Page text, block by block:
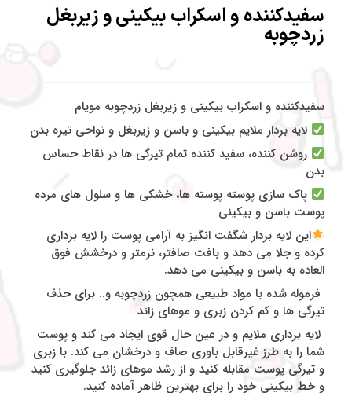
سفیدکننده و اسکراب بیکینی و زیربغل
زردچوبه
سفیدکننده و اسکراب بیکینی و زیربغل زردچوبه مویام
لایه بردار ملایم بیکینی و باسن و زیربغل و نواحی تیره بدن
روشن کننده، سفید کننده تمام تیرگی ها در نقاط حساس
بدن
پاک سازی پوسته پوسته ها، خشکی ها و سلول های مرده
پوست باسن و بیکینی
این لایه بردار شگفت انگیز به آرامی پوست را لایه برداری
کرده و جلا می دهد و بافت صافتر، نرمتر و درخشش فوق
العاده به باسن و بیکینی می دهد.
فرموله شده با مواد طبیعی همچون زردچوبه و.. برای حذف
تیرگی ها و کم کردن زبری و موهای زائد
لایه برداری ملایم و در عین حال قوی ایجاد می کند و پوست
شما را به طرز غیرقابل باوری صاف و درخشان می کند. با زبری
و تیرگی پوست مقابله کنید و از رشد موهای زائد جلوگیری کنید
و خط بیکینی خود را برای بهترین ظاهر آماده کنید.